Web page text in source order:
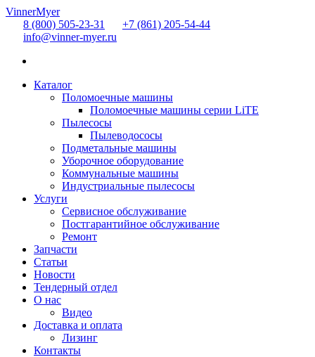
Перейти
содержимому
VinnerMyer
8 (800) 505-23-31
+7 (861) 205-54-44
info@vinner-myer.ru
Каталог
Поломоечные машины
Поломоечные машины серии LiTE
Пылесосы
Пылеводососы
Подметальные машины
Уборочное оборудование
Коммунальные машины
Индустриальные пылесосы
Услуги
Сервисное обслуживание
Постгарантийное обслуживание
Ремонт
Запчасти
Статьи
Новости
Тендерный отдел
О нас
Видео
Доставка и оплата
Лизинг
Контакты